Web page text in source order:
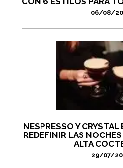
06/08/
NESPRESSO Y CRYSTAL
REDEFINIR LAS
ALTA
29/07/